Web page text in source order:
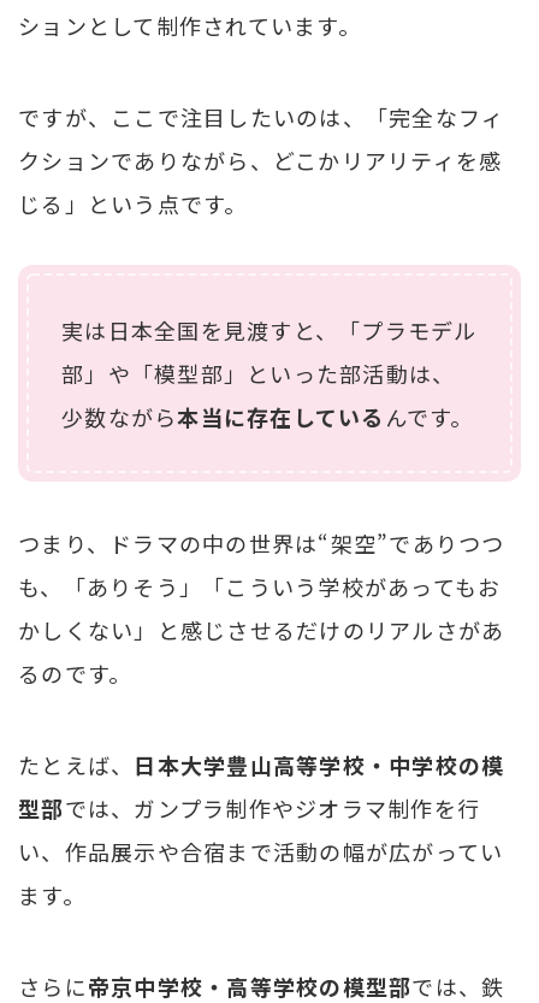
ションとして制作されています。
ですが、ここで注目したいのは、「完全なフィ
クションでありながら、どこかリアリティを感
じる」という点です。
実は日本全国を見渡すと、「プラモデル
部」や「模型部」といった部活動は、
少数ながら本当に存在している んです。
つまり、ドラマの中の世界は“架空”でありつつ
も、「ありそう」「こういう学校があってもお
かしくない」と感じさせるだけのリアルさがあ
るのです。
たとえば、 日本大学豊山高等学校・中学校の模
型部では、ガンプラ制作やジオラマ制作を行
い、作品展示や合宿まで活動の幅が広がってい
ます。
さらに帝京中学校・高等学校の模型部では、鉄